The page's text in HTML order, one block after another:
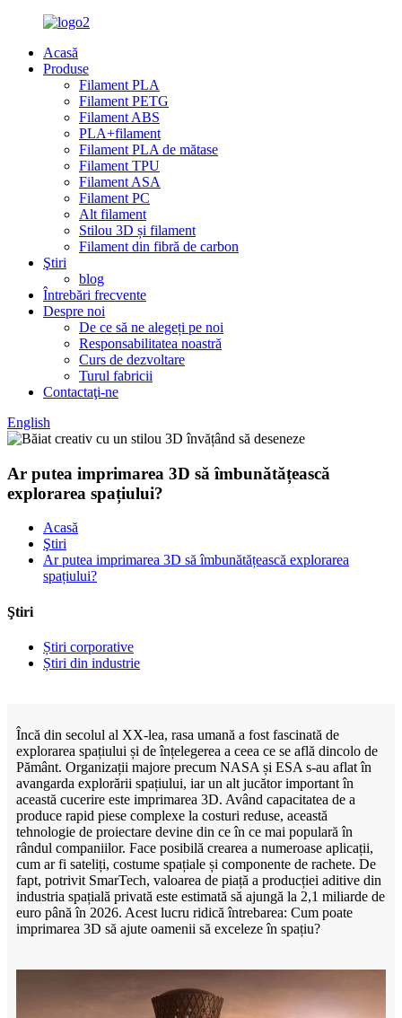
Acasă
Produse
Filament PLA
Filament PETG
Filament ABS
PLA+filament
Filament PLA de mătase
Filament TPU
Filament ASA
Filament PC
Alt filament
Stilou 3D și filament
Filament din fibră de carbon
Ştiri
blog
Întrebări frecvente
Despre noi
De ce să ne alegeți pe noi
Responsabilitatea noastră
Curs de dezvoltare
Turul fabricii
Contactaţi-ne
English
Ar putea imprimarea 3D să îmbunătățească
explorarea spațiului?
Acasă
Ştiri
Ar putea imprimarea 3D să îmbunătățească explorarea
spațiului?
Ştiri
Știri corporative
Știri din industrie
Încă din secolul al XX-lea, rasa umană a fost fascinată de
explorarea spațiului și de înțelegerea a ceea ce se află dincolo de
Pământ. Organizații majore precum NASA și ESA s-au aflat în
avangarda explorării spațiului, iar un alt jucător important în
această cucerire este imprimarea 3D. Având capacitatea de a
produce rapid piese complexe la costuri reduse, această
tehnologie de proiectare devine din ce în ce mai populară în
rândul companiilor. Face posibilă crearea a numeroase aplicații,
cum ar fi sateliți, costume spațiale și componente de rachete. De
fapt, potrivit SmarTech, valoarea de piață a producției aditive din
industria spațială privată este estimată să ajungă la 2,1 miliarde de
euro până în 2026. Acest lucru ridică întrebarea: Cum poate
imprimarea 3D să ajute oamenii să exceleze în spațiu?